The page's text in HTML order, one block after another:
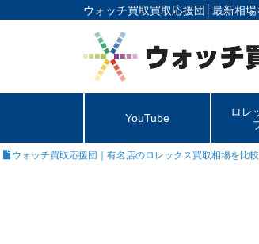
ウォッチ買取買取応援団│ 最新相
YouTube
ロレ
ウォッチ買取応援団｜有名店のロレックス買取相場を比